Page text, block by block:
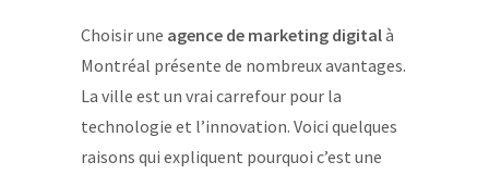
Choisir une agence de marketing digitalà
Montréal présente de nombreux avantages.
La ville est un vrai carrefour pour la
technologie et l’innovation. Voici quelques
raisons qui expliquent pourquoi c’est une